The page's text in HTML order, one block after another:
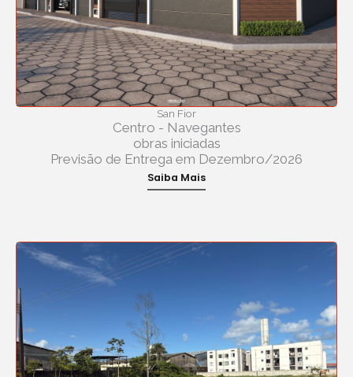
San Fior
Centro - Navegantes
obras iniciadas
Previsão de Entrega em Dezembro/2026
Saiba Mais